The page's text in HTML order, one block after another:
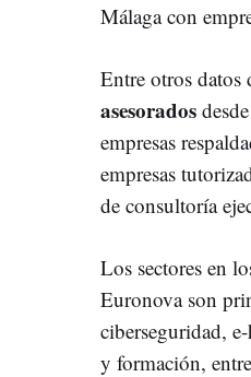
Málaga con
Entre otros datos
asesorados
empresas
empresas
de consultoría
Los sectores en
Euronova son
ciberseguridad,
y formación,